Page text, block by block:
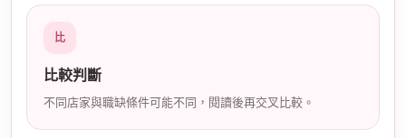
比
比較判斷
不同店家與職缺條件可能不同，閱讀後再交叉比較。